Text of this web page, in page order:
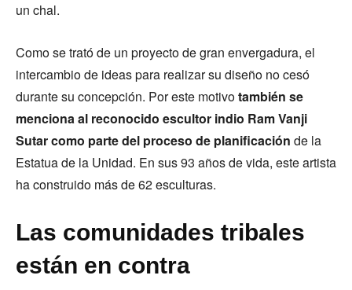
un chal.
Como se trató de un proyecto de gran envergadura, el
intercambio de ideas para realizar su diseño no cesó
durante su concepción. Por este motivotambién se
menciona al reconocido escultor indio Ram Vanji
Sutar como parte del proceso de planificación de la
Estatua de la Unidad. En sus 93 años de vida, este artista
ha construido más de 62 esculturas.
Las comunidades tribales
están en contra